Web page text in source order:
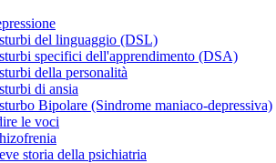
del linguaggio (DSL)
specifici dell'apprendimento (DSA)
della personalità
di ansia
Bipolare (Sindrome maniaco-depressiva)
le voci
storia della psichiatria